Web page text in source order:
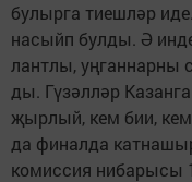
бу­лыр­га ти­еш­ләр
на­сыйп бул­ды. Ә
лант­лы, уң­ган­нар­ны
ды. Гү­зәл­ләр
җыр­лый, кем бии,
да фи­нал­да
ко­мис­сия ни­ба­ры­сы